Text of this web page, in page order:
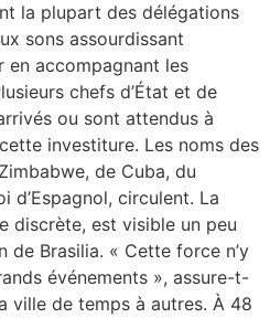
la plupart des délégations
sons assourdissant
en accompagnant les
chefs d’État et de
ou sont attendus à
investiture. Les noms des
de Cuba, du
d’Espagnol, circulent. La
discrète, est visible un peu
Brasilia. « Cette force n’y
événements », assure-t-
ville de temps à autres. À 48